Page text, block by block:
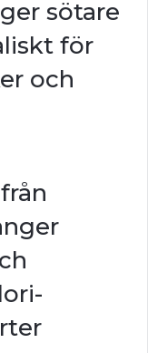
sötare
för
och